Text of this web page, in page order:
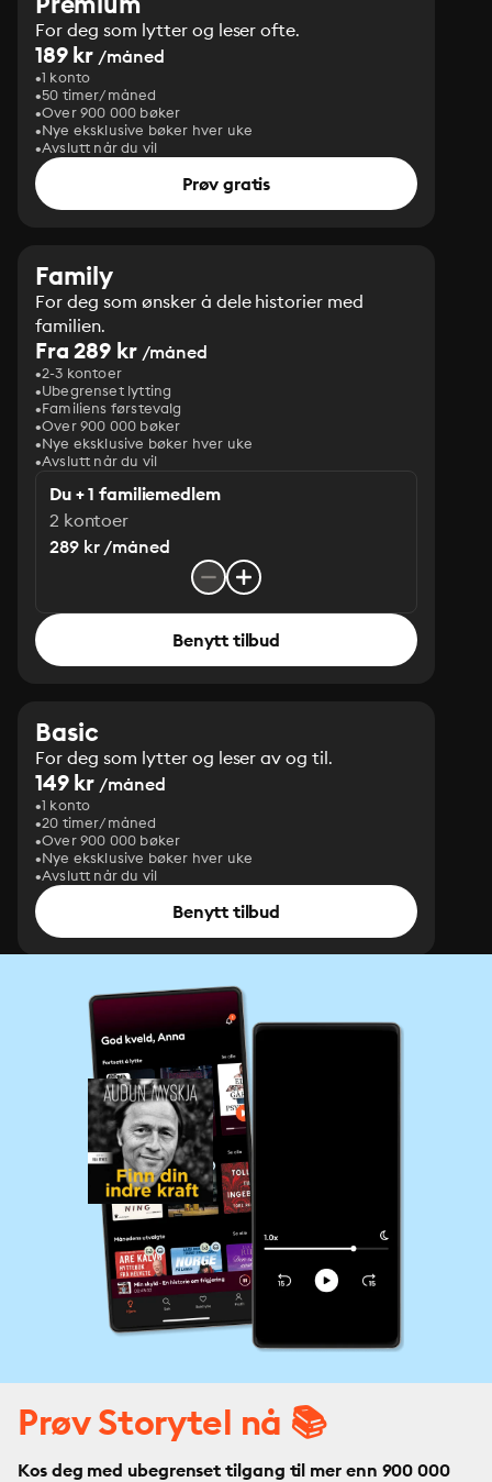
For deg som lytter og leser ofte.
189 kr /måned
1 konto
50 timer/måned
Over 900 000 bøker
Nye eksklusive bøker hver uke
Avslutt når du vil
Prøv gratis
Family
For deg som ønsker å dele historier med
familien.
Fra 289 kr/måned
2-3 kontoer
Ubegrenset lytting
Familiens førstevalg
Over 900 000 bøker
Nye eksklusive bøker hver uke
Avslutt når du vil
Du + 1 familiemedlem
2 kontoer
289 kr /måned
Benytt tilbud
Basic
For deg som lytter og leser av og til.
149 kr /måned
1 konto
20 timer/måned
Over 900 000 bøker
Nye eksklusive bøker hver uke
Avslutt når du vil
Benytt tilbud
Prøv Storytel nå 📚
Kos deg med ubegrenset tilgang til mer enn 900 000